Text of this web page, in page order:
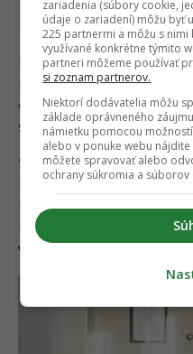
Bolo to veľmi emotívne
políciu, tá kontaktovala
chlapca preč. Povedali
stačilo abyt sme z
9.
Prišiel k nám muž,
nevyšiel z nej niekoľko
klopanie, tak sme boli
Keď sa im konečne
všade bolo perie.
zariadenia (súbory cookie,
údaje o zariadení) môžu byť
225 partnermi a môžu s
využívané konkrétne týmito
partneri môžeme používať
si zoznam partnerov.
Niektorí dodávatelia môžu
základe oprávneného
námietku pomocou
alebo v ponuke webu
môžete spravovať alebo
ochrany súkromia a súborov